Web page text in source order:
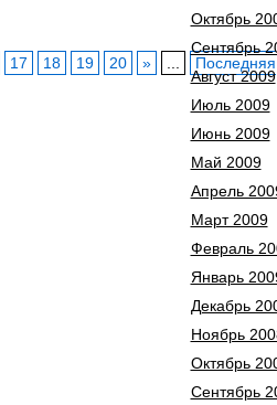
17 18 19 20 »
Последняя
Октябрь
Сентябрь
Август 2009
Июль 2009
Июнь 2009
Май 2009
Апрель
Март 2009
Февраль
Январь
Декабрь
Ноябрь
Октябрь
Сентябрь